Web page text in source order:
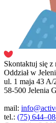
Skontaktuj się z
Oddział w
ul. 1 maja 43 A/
58-500 Jelenia
mail:
tel.: (75)